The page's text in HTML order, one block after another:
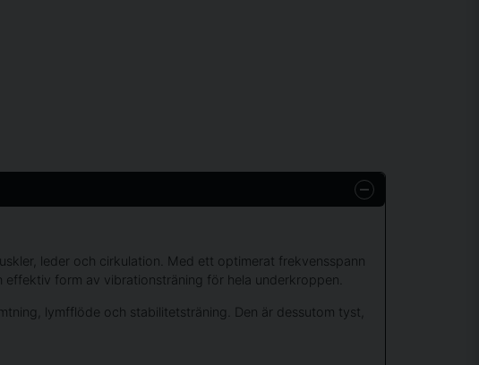
leder och cirkulation. Med ett optimerat frekvensspann
form av vibrationsträning för hela underkroppen.
lymfflöde och stabilitetsträning. Den är dessutom tyst,